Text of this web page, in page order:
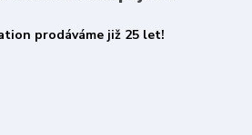
prodáváme již 25 let!